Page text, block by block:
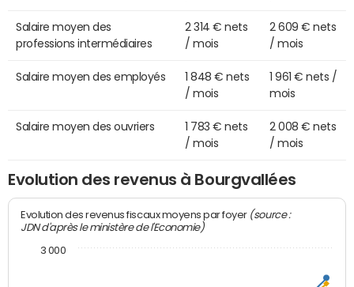
Salaire moyen des
professions intermédiaires
2 314 € nets
/ mois
2 609 € nets
/ mois
Salaire moyen des employés
1 848 € nets
/ mois
1 961 € nets /
mois
Salaire moyen des ouvriers
1 783 € nets
/ mois
2 008 € nets
/ mois
Evolution des revenus à Bourgvallées
Evolution des revenus fiscaux moyens par foyer (source :
JDN d'après le ministère de l'Economie)
3 000